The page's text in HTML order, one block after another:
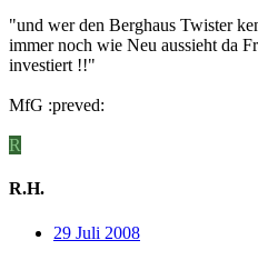
"und wer den Berghaus Twister
immer noch wie Neu aussieht da
investiert !!"
MfG :preved:
R
R.H.
29 Juli 2008